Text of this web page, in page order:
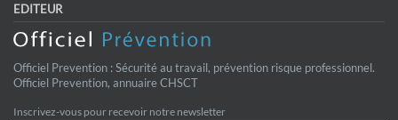
EDITEUR
Officiel Prevention : Sécurité au travail, prévention risque professionnel.
Officiel Prevention, annuaire CHSCT
Inscrivez-vous pour recevoir notre newsletter